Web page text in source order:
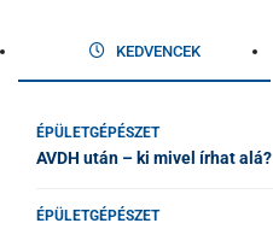
KEDVENCEK
ÉPÜLETGÉPÉSZET
AVDH után – ki mivel írhat alá?
ÉPÜLETGÉPÉSZET